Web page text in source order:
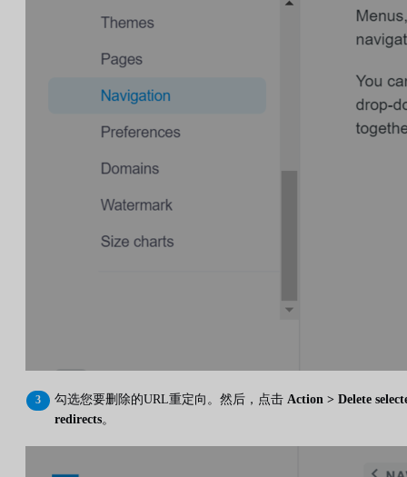
勾选您要删除的URL重定向。然后，点击 Action > Delete
redirects。